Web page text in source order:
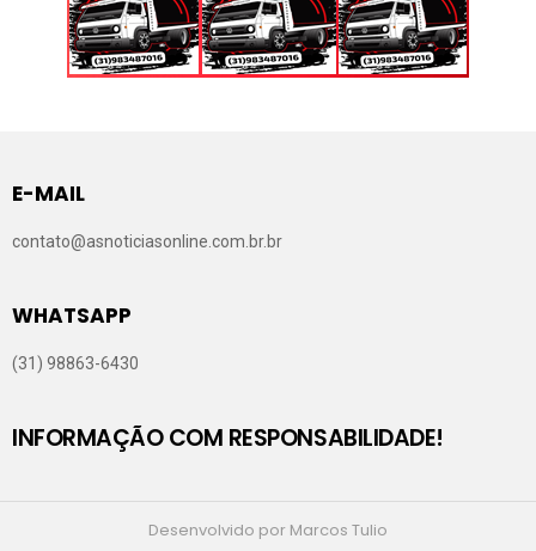
E-MAIL
contato@asnoticiasonline.com.br.br
WHATSAPP
(31) 98863-6430
INFORMAÇÃO COM RESPONSABILIDADE!
Desenvolvido por Marcos Tulio